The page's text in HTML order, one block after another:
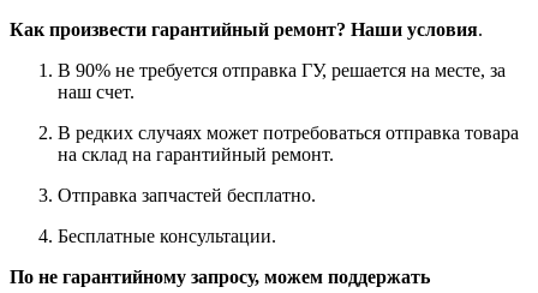
Как произвести гарантийный ремонт? Наши условия.
В 90% не требуется отправка ГУ, решается на месте, за
наш счет.
В редких случаях может потребоваться отправка товара
на склад на гарантийный ремонт.
Отправка запчастей бесплатно.
Бесплатные консультации.
По не гарантийному запросу, можем поддержать